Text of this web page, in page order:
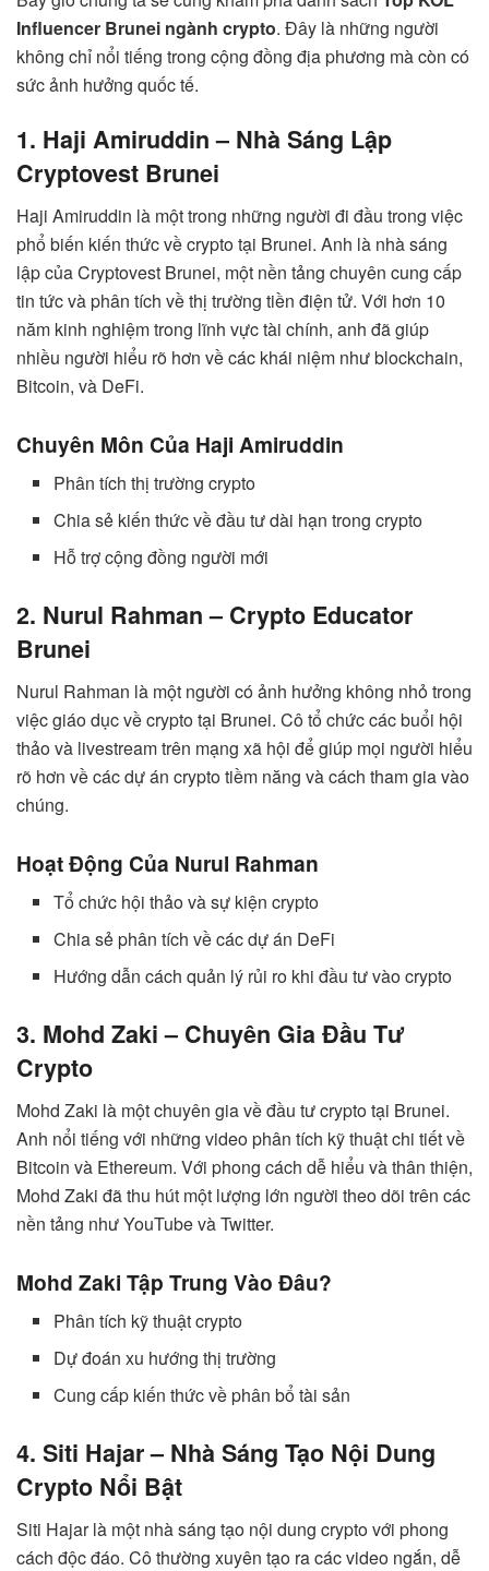
Influencer Brunei ngành crypto. Đây là những người
không chỉ nổi tiếng trong cộng đồng địa phương mà còn có
sức ảnh hưởng quốc tế.
1. Haji Amiruddin – Nhà Sáng Lập
Cryptovest Brunei
Haji Amiruddin là một trong những người đi đầu trong việc
phổ biến kiến thức về crypto tại Brunei. Anh là nhà sáng
lập của Cryptovest Brunei, một nền tảng chuyên cung cấp
tin tức và phân tích về thị trường tiền điện tử. Với hơn 10
năm kinh nghiệm trong lĩnh vực tài chính, anh đã giúp
nhiều người hiểu rõ hơn về các khái niệm như blockchain,
Bitcoin, và DeFi.
Chuyên Môn Của Haji Amiruddin
Phân tích thị trường crypto
Chia sẻ kiến thức về đầu tư dài hạn trong crypto
Hỗ trợ cộng đồng người mới
2. Nurul Rahman – Crypto Educator
Brunei
Nurul Rahman là một người có ảnh hưởng không nhỏ trong
việc giáo dục về crypto tại Brunei. Cô tổ chức các buổi hội
thảo và livestream trên mạng xã hội để giúp mọi người hiểu
rõ hơn về các dự án crypto tiềm năng và cách tham gia vào
chúng.
Hoạt Động Của Nurul Rahman
Tổ chức hội thảo và sự kiện crypto
Chia sẻ phân tích về các dự án DeFi
Hướng dẫn cách quản lý rủi ro khi đầu tư vào crypto
3. Mohd Zaki – Chuyên Gia Đầu Tư
Crypto
Mohd Zaki là một chuyên gia về đầu tư crypto tại Brunei.
Anh nổi tiếng với những video phân tích kỹ thuật chi tiết về
Bitcoin và Ethereum. Với phong cách dễ hiểu và thân thiện,
Mohd Zaki đã thu hút một lượng lớn người theo dõi trên các
nền tảng như YouTube và Twitter.
Mohd Zaki Tập Trung Vào Đâu?
Phân tích kỹ thuật crypto
Dự đoán xu hướng thị trường
Cung cấp kiến thức về phân bổ tài sản
4. Siti Hajar – Nhà Sáng Tạo Nội Dung
Crypto Nổi Bật
Siti Hajar là một nhà sáng tạo nội dung crypto với phong
cách độc đáo. Cô thường xuyên tạo ra các video ngắn, dễ